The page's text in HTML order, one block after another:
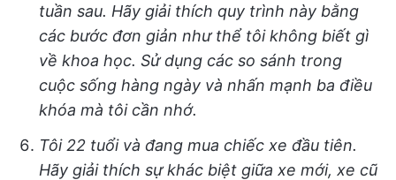
tuần sau. Hãy giải thích quy trình này bằng
các bước đơn giản như thể tôi không biết gì
về khoa học. Sử dụng các so sánh trong
cuộc sống hàng ngày và nhấn mạnh ba điều
khóa mà tôi cần nhớ.
Tôi 22 tuổi và đang mua chiếc xe đầu tiên.
Hãy giải thích sự khác biệt giữa xe mới, xe cũ